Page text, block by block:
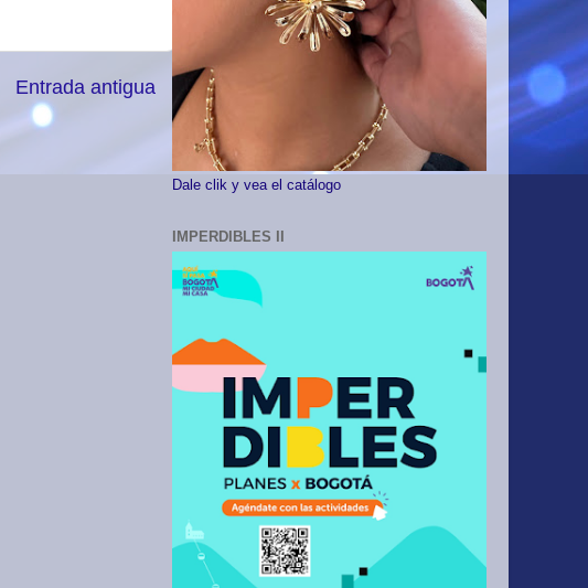
Entrada antigua
Dale clik y vea el catálogo
IMPERDIBLES II